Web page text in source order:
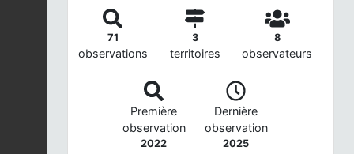
71
observations
3
territoires
8
observateurs
Première
observation
2022
Dernière
observation
2025